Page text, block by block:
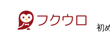
初